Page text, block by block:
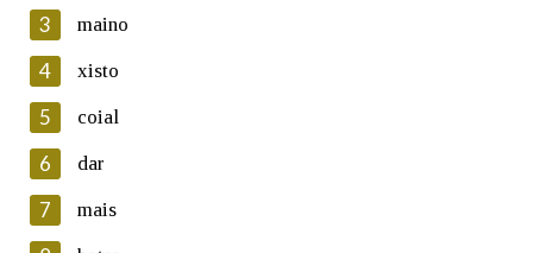
En cumprimento da normativa vixente en materia de
Protección de Datos de Carácter Persoal, a Real Academia
Galega informa a aqueles usuarios que faciliten o seu correo
electrónico, así como calquera outra información de carácter
persoal, que estes datos serán obxecto de tratamento
automatizado de carácter confidencial e incorporados aos seus
ficheiros informáticos. Así mesmo, os usuarios poderán exercer o
seu dereito de acceso, rectificación, oposición e cancelación dos
seus datos poñéndose en contacto connosco.
3 maino
4 xisto
5 coial
6 dar
7 mais